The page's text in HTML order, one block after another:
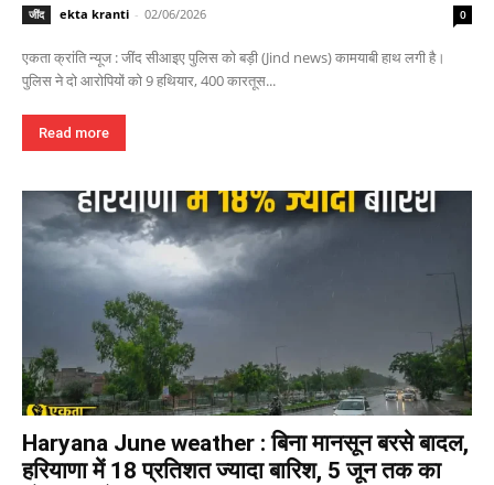
जींद ekta kranti - 02/06/2026 0
एकता क्रांति न्यूज : जींद सीआइए पुलिस को बड़ी (Jind news) कामयाबी हाथ लगी है।
पुलिस ने दो आरोपियों को 9 हथियार, 400 कारतूस...
Read more
Haryana June weather : बिना मानसून बरसे बादल,
हरियाणा में 18 प्रतिशत ज्यादा बारिश, 5 जून तक का